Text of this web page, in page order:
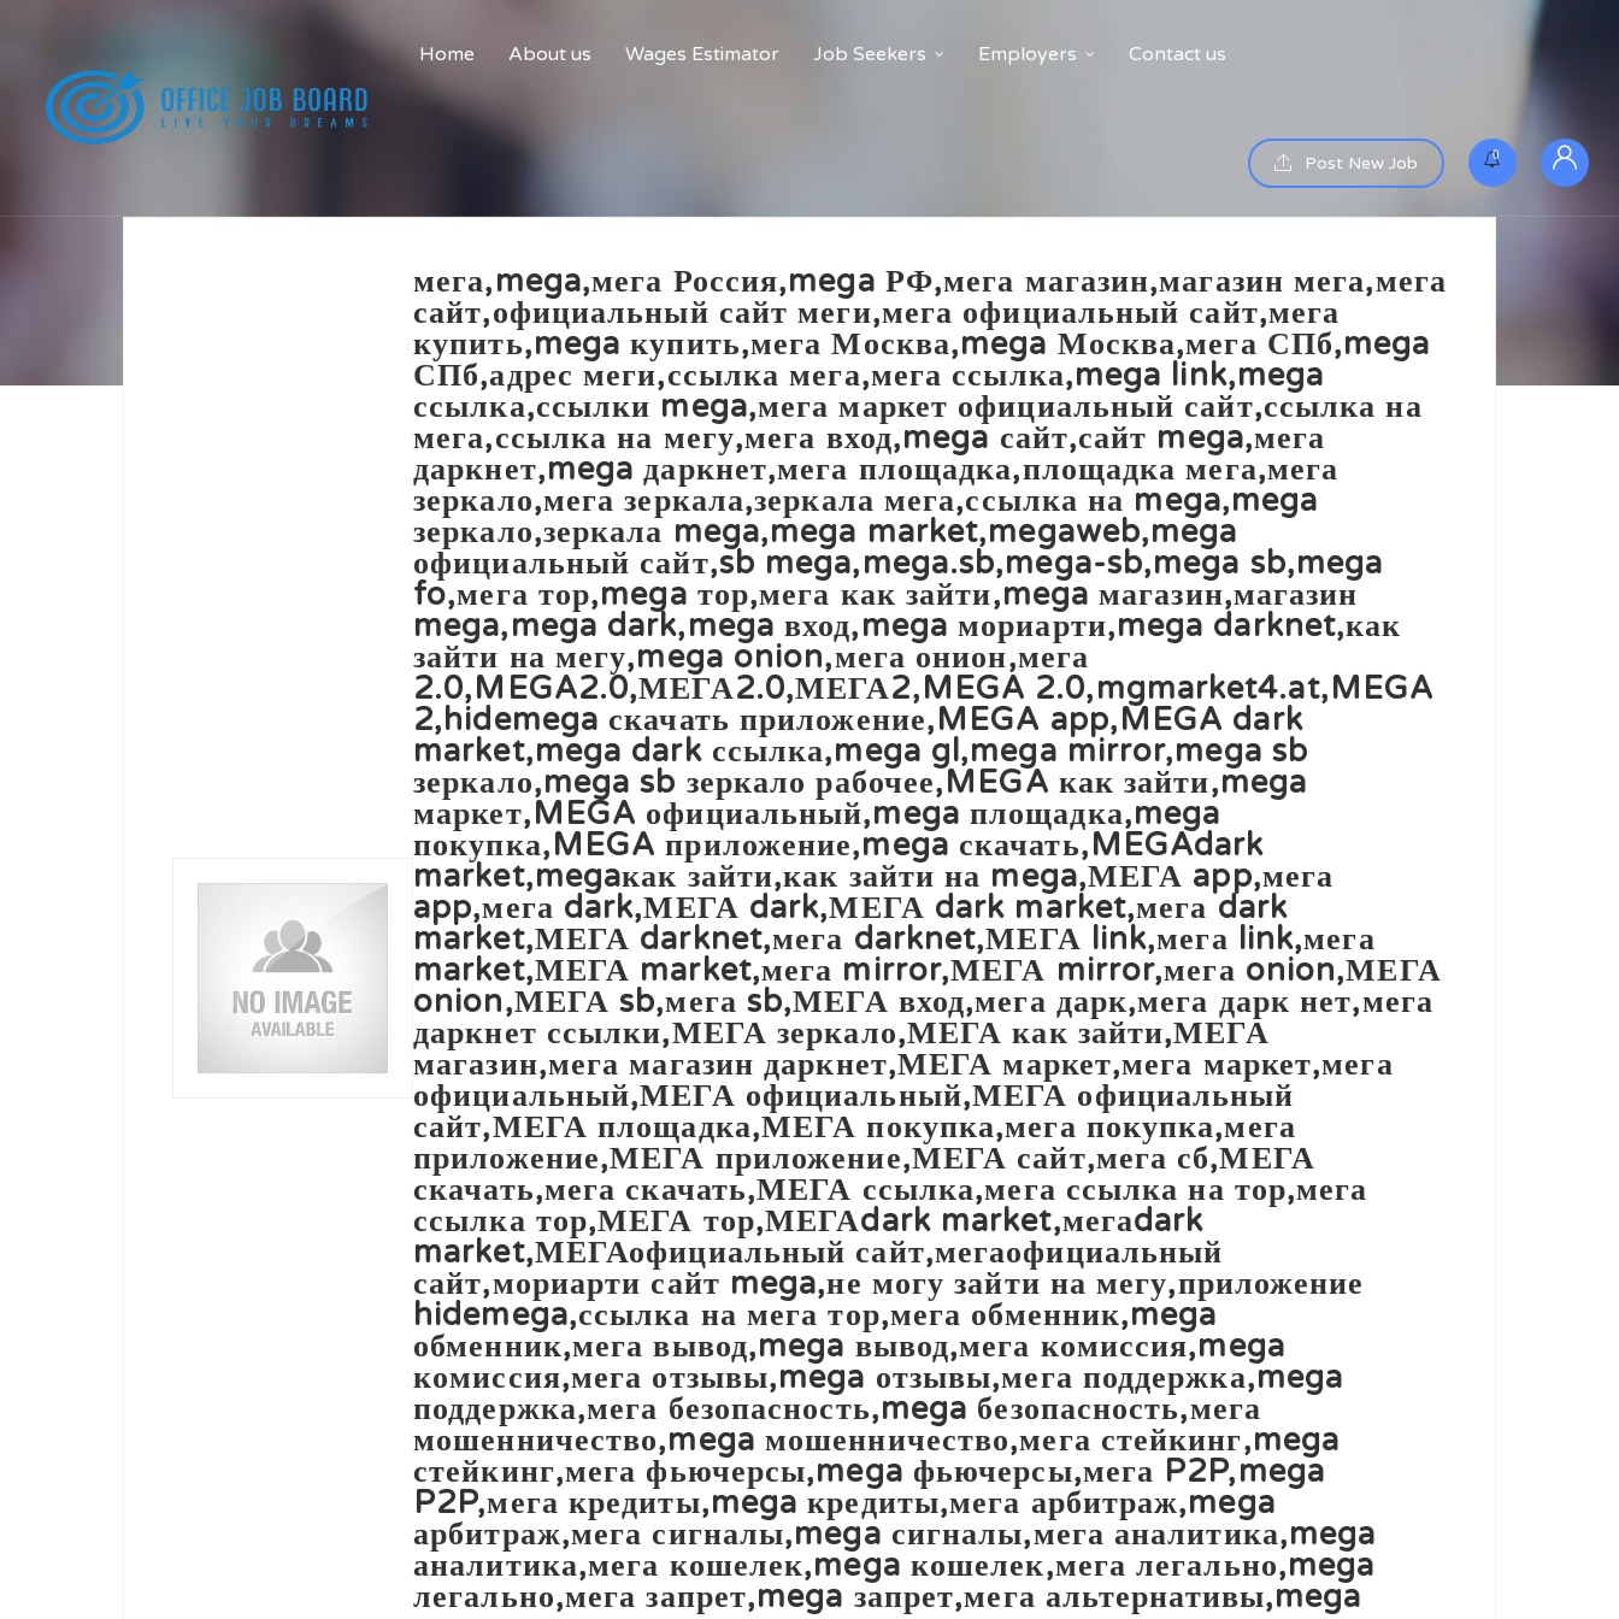
Home About us Wages Estimator Job Seekers Employers Contact us
Post New Job 0
мега,mega,мега Россия,mega РФ,мега магазин,магазин мега,мега
сайт,официальный сайт меги,мега официальный сайт,мега
купить,mega купить,мега Москва,mega Москва,мега СПб,mega
СПб,адрес меги,ссылка мега,мега ссылка,mega link,mega
ссылка,ссылки mega,мега маркет официальный сайт,ссылка на
мега,ссылка на мегу,мега вход,mega сайт,сайт mega,мега
даркнет,mega даркнет,мега площадка,площадка мега,мега
зеркало,мега зеркала,зеркала мега,ссылка на mega,mega
зеркало,зеркала mega,mega market,megaweb,mega
официальный сайт,sb mega,mega.sb,mega-sb,mega sb,mega
fo,мега тор,mega тор,мега как зайти,mega магазин,магазин
mega,mega dark,mega вход,mega мориарти,mega darknet,как
зайти на мегу,mega onion,мега онион,мега
2.0,MEGA2.0,МЕГА2.0,МЕГА2,MEGA 2.0,mgmarket4.at,MEGA
2,hidemega скачать приложение,MEGA app,MEGA dark
market,mega dark ссылка,mega gl,mega mirror,mega sb
зеркало,mega sb зеркало рабочее,MEGA как зайти,mega
маркет,MEGA официальный,mega площадка,mega
покупка,MEGA приложение,mega скачать,MEGAdark
market,megaкак зайти,как зайти на mega,МЕГА app,мега
app,мега dark,МЕГА dark,МЕГА dark market,мега dark
market,МЕГА darknet,мега darknet,МЕГА link,мега link,мега
market,МЕГА market,мега mirror,МЕГА mirror,мега onion,МЕГА
onion,МЕГА sb,мега sb,МЕГА вход,мега дарк,мега дарк нет,мега
даркнет ссылки,МЕГА зеркало,МЕГА как зайти,МЕГА
магазин,мега магазин даркнет,МЕГА маркет,мега маркет,мега
официальный,МЕГА официальный,МЕГА официальный
сайт,МЕГА площадка,МЕГА покупка,мега покупка,мега
приложение,МЕГА приложение,МЕГА сайт,мега сб,МЕГА
скачать,мега скачать,МЕГА ссылка,мега ссылка на тор,мега
ссылка тор,МЕГА тор,МЕГАdark market,мегаdark
market,МЕГАофициальный сайт,мегаофициальный
сайт,мориарти сайт mega,не могу зайти на мегу,приложение
hidemega,ссылка на мега тор,мега обменник,mega
обменник,мега вывод,mega вывод,мега комиссия,mega
комиссия,мега отзывы,mega отзывы,мега поддержка,mega
поддержка,мега безопасность,mega безопасность,мега
мошенничество,mega мошенничество,мега стейкинг,mega
стейкинг,мега фьючерсы,mega фьючерсы,мега P2P,mega
P2P,мега кредиты,mega кредиты,мега арбитраж,mega
арбитраж,мега сигналы,mega сигналы,мега аналитика,mega
аналитика,мега кошелек,mega кошелек,мега легально,mega
легально,мега запрет,mega запрет,мега альтернативы,mega